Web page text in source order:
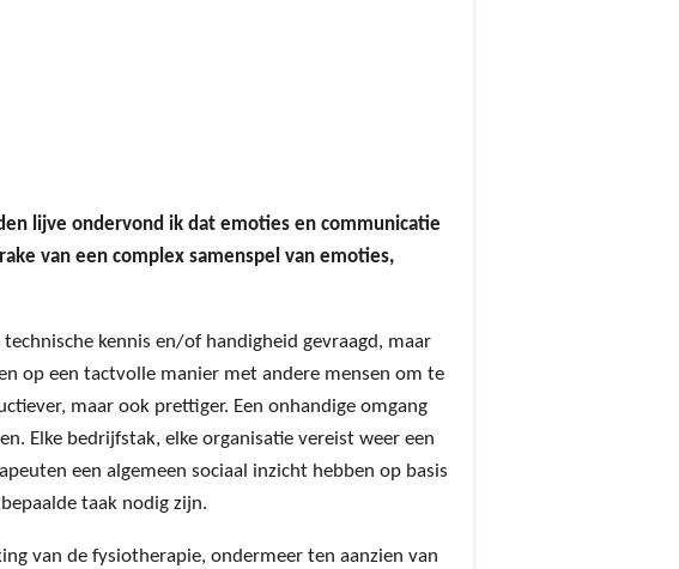
lijve ondervond ik dat emoties en communicatie
van een complex samenspel van emoties,
kennis en/of handigheid gevraagd, maar
op een tactvolle manier met andere mensen om te
maar ook prettiger. Een onhandige omgang
Elke bedrijfstak, elke organisatie vereist weer een
een algemeen sociaal inzicht hebben op basis
taak nodig zijn.
van de fysiotherapie, ondermeer ten aanzien van